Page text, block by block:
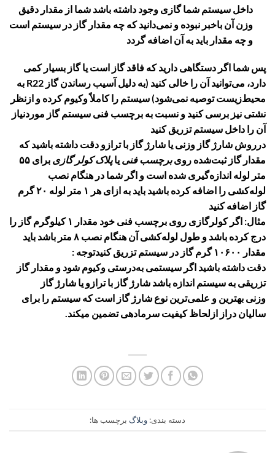
داخل سیستم شما گازی وجود داشته باشد شما از مقدار دقیق
وزن آن باخبر نبوده و نمی‌دانید که چه مقدار گاز در سیستم است
و چه مقدار باید به آن اضافه گردد
پس شما اگر دستگاهی دارید که فاقد گاز است یا گاز بسیار کمی
دارد، می‌توانید آن را خالی کنید (به دلیل آسیب رساندن گاز R22 به
محیط‌زیست توصیه نمی‌شود) سیستم را کاملاً وکیوم کرده و ازنظر
نشتی نیز برسی کنید و نسبت به برچسب فنی سیستم گاز موردنیاز
آن را داخل سیستم تزریق کنید
درروش شارژ گاز وزنی یا شارژ گاز با ترازو دقت داشته باشید که
مقدار گاز ثبت‌شده رویبرچسب فنی یاپلاک کولر گازی
برای ۵۵
متر لوله اندازه‌گیری شده است و اگر شما در هنگام نصب
لوله‌کشی را اضافه کرده باشید باید به ازای هر ۱ متر لوله ۲۰ گرم
گاز اضافه کنید
مثال: اگر کولرگازی روی برچسب فنی خود مقدار ۱ کیلوگرم گاز را
درج کرده باشد و طول لوله‌کشی آن هنگام نصب ۸ متر باشد باید
مقدار ۱۰۶۰۰ گرم گاز در سیستم تزریق کنیدتوجه :
دقت داشته باشید اگر سیستمی به‌درستی وکیوم شود و مقدار گاز
تزریقی به سیستم اندازه باشد شارژ گاز با ترازو یا شارژ گاز
وزنی بهترین و علمی‌ترین نوع شارژ گاز است که سیستم را برای
سالیان دراز ازلحاظ کیفیت سرمادهی تضمین میکند.
دسته بندی: وبلاگ برچسب ها: